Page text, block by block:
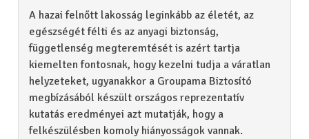
A hazai felnőtt lakosság leginkább az életét, az
egészségét félti és az anyagi biztonság,
függetlenség megteremtését is azért tartja
kiemelten fontosnak, hogy kezelni tudja a váratlan
helyzeteket, ugyanakkor a Groupama Biztosító
megbízásából készült országos reprezentatív
kutatás eredményei azt mutatják, hogy a
felkészülésben komoly hiányosságok vannak.